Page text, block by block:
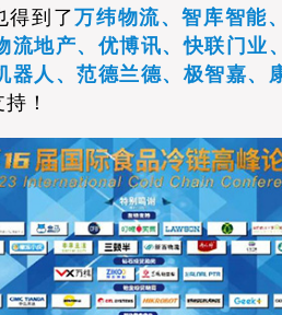
得到了万纬物流、智库智能
流地产、优博讯、快联门业
器人、范德兰德、极智嘉、
！